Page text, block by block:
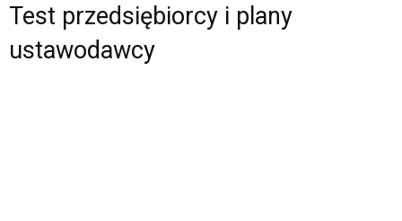
Test przedsiębiorcy i plany
ustawodawcy